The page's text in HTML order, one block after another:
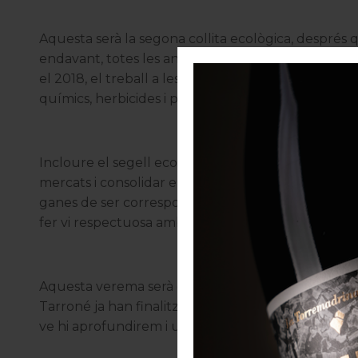
Aquesta serà la segona collita ecològica, després
endavant, totes les anyades dels vins de gamma
el 2018, el treball a les vinyes ja ho és des de fa
químics, herbicides i pesticides.
Incloure el segell ecològic a l’etiqueta dels vins
mercats i consolidar els que tenim, perquè hi ha
ganes de ser corresponsables amb els valors de
fer vi respectuosa amb el medi, amb l’entorn i
Aquesta verema serà especial també perquè les
Tarroné ja han finalitzat, tot i que estem
ve hi aprofundirem i us mostrarem les primeres